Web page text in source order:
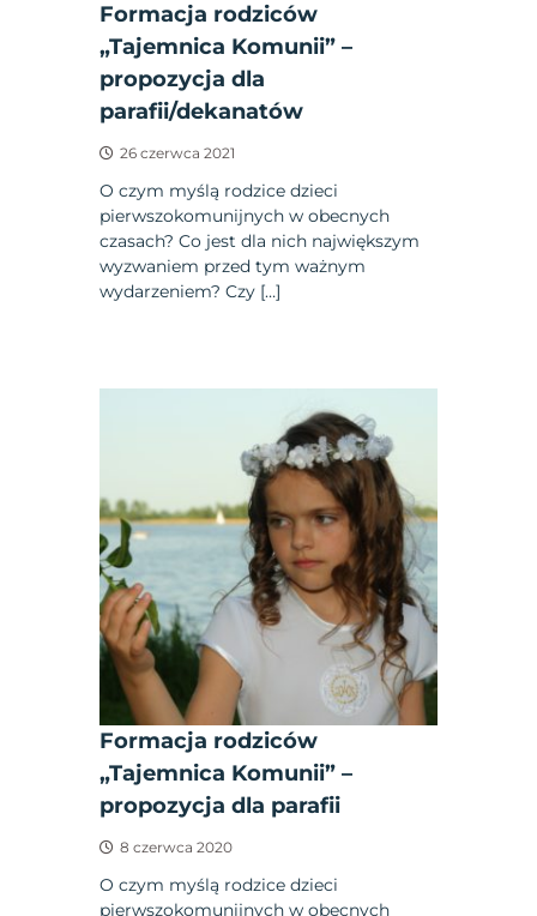
Formacja rodziców
„Tajemnica Komunii” –
propozycja dla
parafii/dekanatów
26 czerwca 2021
O czym myślą rodzice dzieci
pierwszokomunijnych w obecnych
czasach? Co jest dla nich największym
wyzwaniem przed tym ważnym
wydarzeniem? Czy […]
Formacja rodziców
„Tajemnica Komunii” –
propozycja dla parafii
8 czerwca 2020
O czym myślą rodzice dzieci
pierwszokomunijnych w obecnych